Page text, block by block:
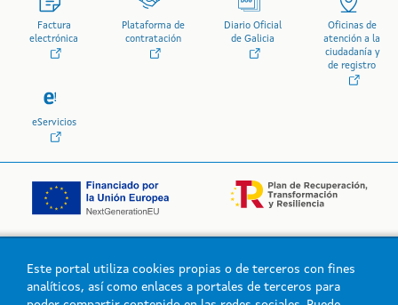
Factura
electrónica
Plataforma de
contratación
Diario Oficial
de Galicia
Oficinas de
atención a la
ciudadanía y
de registro
eServicios
Logo de la Xunta de Galicia
Este portal utiliza cookies propias o de terceros con fines
analíticos, así como enlaces a portales de terceros para